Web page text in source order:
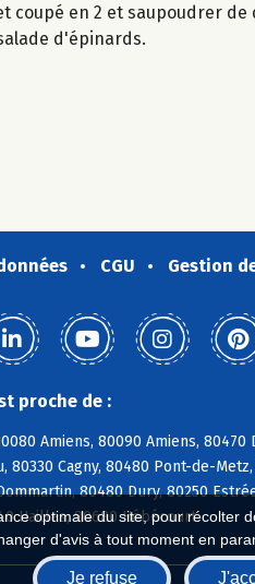
optimale du site, pour récolter
d'avis à tout moment en
Je refuse
coupé en 2 et saupoudrer de
d'épinards.
CGU Gestion
proche de :
Amiens, 80090 Amiens,
80330 Cagny, 80480 Pont-de-
80480 Dury, 80250
Hailles, 80680 Hébécourt